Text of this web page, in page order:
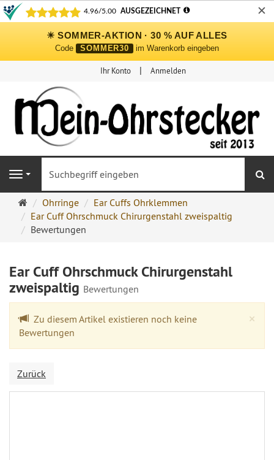
✕
☀ SOMMER-AKTION · 30 % AUF ALLES
Code SOMMER30 im Warenkorb eingeben
Ihr Konto Anmelden
Navigation
Ohrringe
Ohrstecker
Onlineshop
Ohrringe
Ear Cuffs Ohrklemmen
Ear Cuff Ohrschmuck Chirurgenstahl zweispaltig
Bewertungen
Ear Cuff Ohrschmuck Chirurgenstahl
zweispaltig Bewertungen
×
Zu diesem Artikel existieren noch keine
Bewertungen
Zurück